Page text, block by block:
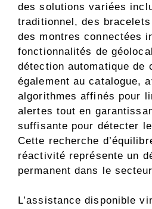
des solutions variées
traditionnel, des
des montres connectées
fonctionnalités de
détection automatique de
également au catalogue,
algorithmes affinés pour
alertes tout en
suffisante pour détecter
Cette recherche
réactivité représente un
permanent dans le
L’assistance disponible